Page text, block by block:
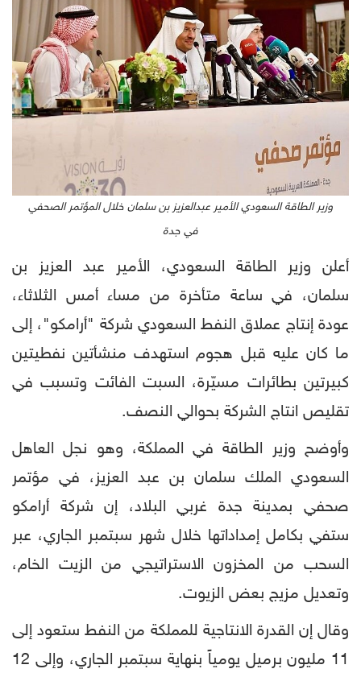
وزير الطاقة السعودي الأمير عبدالعزيز بن سلمان خلال المؤتمر الصحفي
في جدة
أعلن وزير الطاقة السعودي، الأمير عبد العزيز بن
سلمان، في ساعة متأخرة من مساء أمس الثلاثاء،
عودة إنتاج عملاق النفط السعودي شركة "أرامكو"، إلى
ما كان عليه قبل هجوم استهدف منشأتين نفطيتين
كبيرتين بطائرات مسيّرة، السبت الفائت وتسبب في
تقليص انتاج الشركة بحوالي النصف.
وأوضح وزير الطاقة في المملكة، وهو نجل العاهل
السعودي الملك سلمان بن عبد العزيز، في مؤتمر
صحفي بمدينة جدة غربي البلاد، إن شركة أرامكو
ستفي بكامل إمداداتها خلال شهر سبتمبر الجاري، عبر
السحب من المخزون الاستراتيجي من الزيت الخام،
وتعديل مزيج بعض الزيوت.
وقال إن القدرة الانتاجية للمملكة من النفط ستعود إلى
11 مليون برميل يومياً بنهاية سبتمبر الجاري، وإلى 12